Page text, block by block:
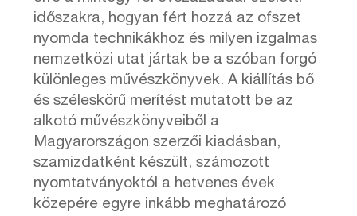
időszakra, hogyan fért hozzá az ofszet
nyomda technikákhoz és milyen izgalmas
nemzetközi utat jártak be a szóban forgó
különleges művészkönyvek. A kiállítás bő
és széleskörű merítést mutatott be az
alkotó művészkönyveiből a
Magyarországon szerzői kiadásban,
szamizdatként készült, számozott
nyomtatványoktól a hetvenes évek
közepére egyre inkább meghatározó